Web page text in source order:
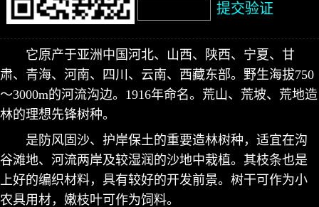
提交验证
它原产于亚洲中国河北、山西、陕西、宁夏、甘
肃、青海、河南、四川、云南、西藏东部。野生海拔750
～3000m的河流沟边。1916年命名。荒山、荒坡、荒地造
林的理想先锋树种。
是防风固沙、护岸保土的重要造林树种，适宜在沟
谷滩地、河流两岸及较湿润的沙地中栽植。其枝条也是
上好的编织材料，具有较好的开发前景。树干可作为小
农具用材，嫩枝叶可作为饲料。